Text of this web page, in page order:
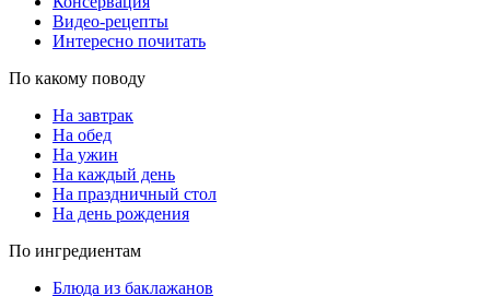
Видео-рецепты
Интересно почитать
По какому поводу
На завтрак
На обед
На ужин
На каждый день
На праздничный стол
На день рождения
По ингредиентам
Блюда из баклажанов